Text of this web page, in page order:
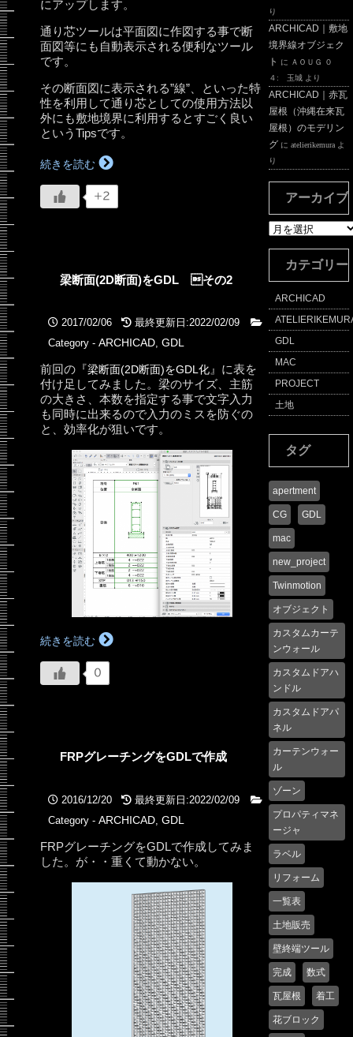
にアップします。
通り芯ツールは平面図に作図する事で断
面図等にも自動表示される便利なツール
です。
その断面図に表示される”線”、といった特
性を利用して通り芯としての使用方法以
外にも敷地境界に利用するとすごく良い
というTipsです。
続きを読む
+2
梁断面(2D断面)をGDL その2
2017/02/06
最終更新日:2022/02/09
Category - ARCHICAD, GDL
前回の『梁断面(2D断面)をGDL化』に表を
付け足してみました。梁のサイズ、主筋
の大きさ、本数を指定する事で文字入力
も同時に出来るので入力のミスを防ぐの
と、効率化が狙いです。
続きを読む
0
FRPグレーチングをGDLで作成
2016/12/20
最終更新日:2022/02/09
Category - ARCHICAD GDL
FRPグレーチングをGDLで作成してみま
した。が・・重くて動かない。
り
ARCHICAD｜敷地
境界線オブジェク
ト
に ＡＯＵＧ ０
４: 玉城より
ARCHICAD｜赤瓦
屋根（沖縄在来瓦
屋根）のモデリン
グ に atelierikemuraよ
り
アーカイブ
ア
カテゴリー
ARCHICAD
GDL
MAC
PROJECT
土地
タグ
apertment
CG GDL
mac
new_project
Twinmotion
オブジェクト
カスタムカーテ
ンウォール
カスタムドアハ
ンドル
カスタムドアパ
ネル
カーテンウォー
ル
ゾーン
プロパティマネ
ージャ
ラベル
リフォーム
一覧表
土地販売
壁終端ツール
完成 数式
瓦屋根 着工
花ブロック